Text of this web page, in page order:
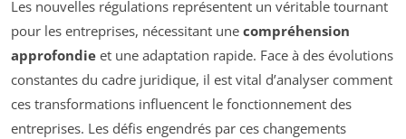
Les nouvelles régulations représentent un véritable tournant
pour les entreprises, nécessitant une compréhension
approfondie et une adaptation rapide. Face à des évolutions
constantes du cadre juridique, il est vital d’analyser comment
ces transformations influencent le fonctionnement des
entreprises. Les défis engendrés par ces changements